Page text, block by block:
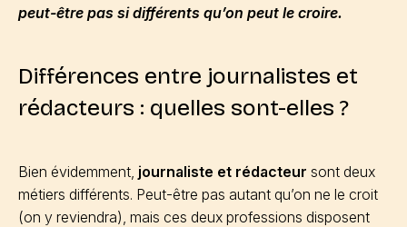
peut-être pas si différents qu’on peut le croire.
Différences entre journalistes et
rédacteurs : quelles sont-elles ?
Bien évidemment, journaliste et rédacteur sont deux
métiers différents. Peut-être pas autant qu’on ne le croit
(on y reviendra), mais ces deux professions disposent